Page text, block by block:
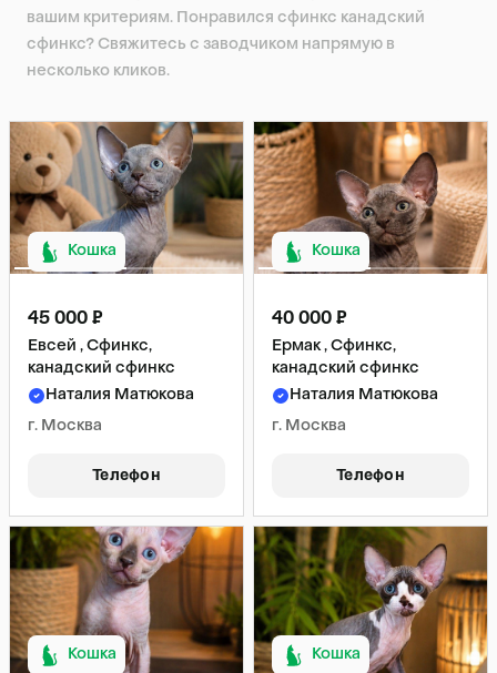
вашим критериям. Понравился сфинкс канадский
сфинкс? Свяжитесь с заводчиком напрямую в
несколько кликов.
Кошка
45 000 ₽
Евсей , Сфинкс,
канадский сфинкс
Наталия Матюкова
г. Москва
Телефон
Кошка
40 000 ₽
Ермак , Сфинкс,
канадский сфинкс
Наталия Матюкова
г. Москва
Телефон
Кошка Кошка